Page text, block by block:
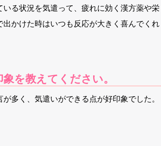
る状況を気遣って、疲れに効く漢方薬や栄
かけた時はいつも反応が大きく喜んでくれ
を教えてください。
多く、気遣いができる点が好印象でした。